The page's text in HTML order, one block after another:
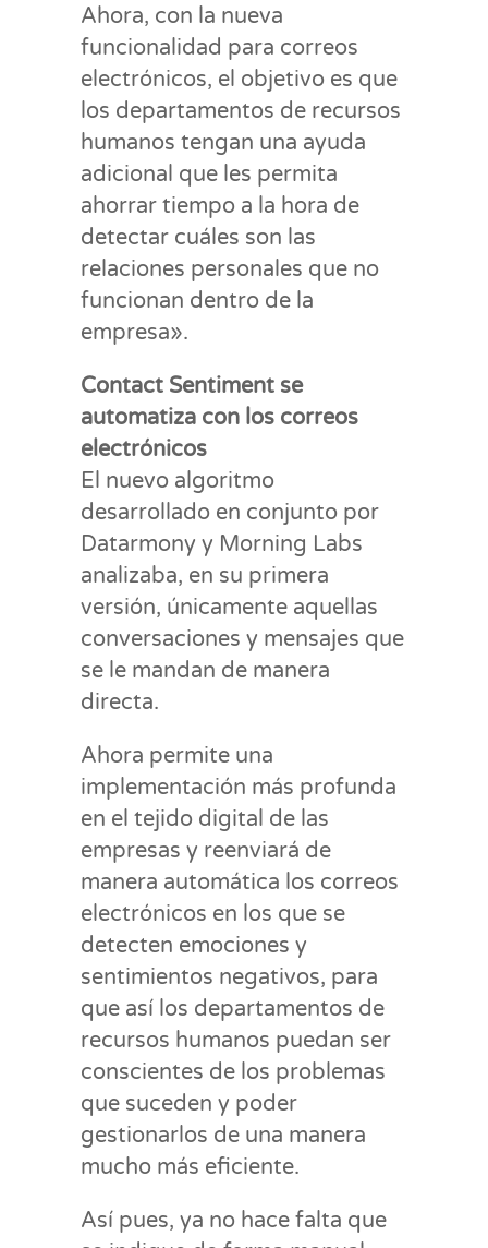
Ahora, con la nueva
funcionalidad para correos
electrónicos, el objetivo es que
los departamentos de recursos
humanos tengan una ayuda
adicional que les permita
ahorrar tiempo a la hora de
detectar cuáles son las
relaciones personales que no
funcionan dentro de la
empresa».
Contact Sentiment se
automatiza con los correos
electrónicos
El nuevo algoritmo
desarrollado en conjunto por
Datarmony y Morning Labs
analizaba, en su primera
versión, únicamente aquellas
conversaciones y mensajes que
se le mandan de manera
directa.
Ahora permite una
implementación más profunda
en el tejido digital de las
empresas y reenviará de
manera automática los correos
electrónicos en los que se
detecten emociones y
sentimientos negativos, para
que así los departamentos de
recursos humanos puedan ser
conscientes de los problemas
que suceden y poder
gestionarlos de una manera
mucho más eficiente.
Así pues, ya no hace falta que